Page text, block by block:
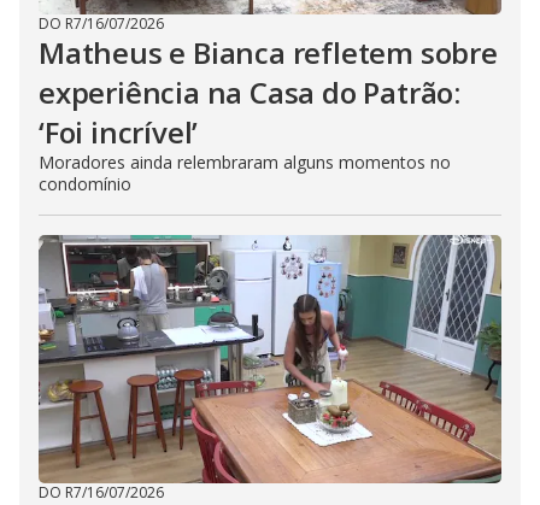
DO R7/16/07/2026
Matheus e Bianca refletem sobre
experiência na Casa do Patrão:
‘Foi incrível’
Moradores ainda relembraram alguns momentos no
condomínio
DO R7/16/07/2026